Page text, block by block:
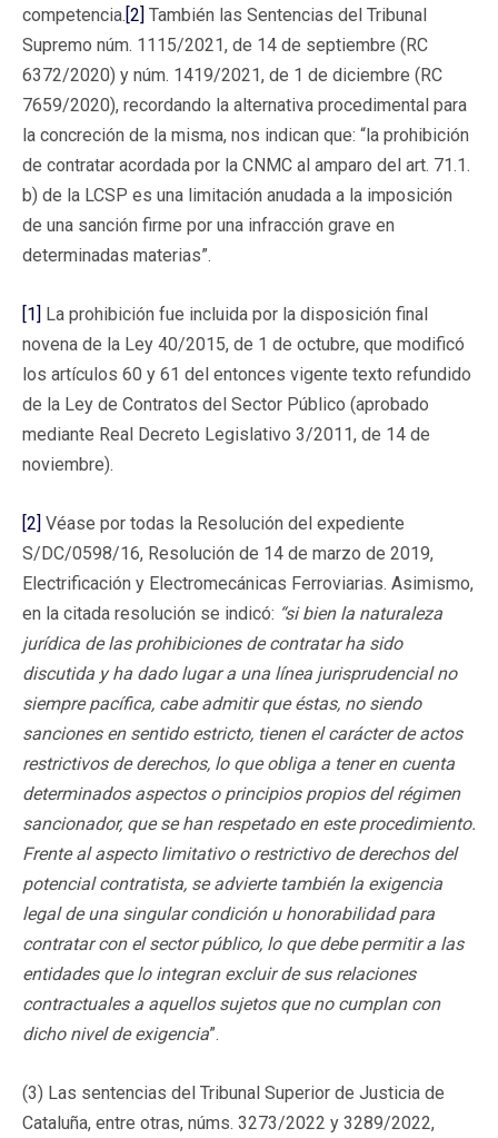
competencia.[2] También las Sentencias del Tribunal
Supremo núm. 1115/2021, de 14 de septiembre (RC
6372/2020) y núm. 1419/2021, de 1 de diciembre (RC
7659/2020), recordando la alternativa procedimental para
la concreción de la misma, nos indican que: “la prohibición
de contratar acordada por la CNMC al amparo del art. 71.1.
b) de la LCSP es una limitación anudada a la imposición
de una sanción firme por una infracción grave en
determinadas materias”.
[1] La prohibición fue incluida por la disposición final
novena de la Ley 40/2015, de 1 de octubre, que modificó
los artículos 60 y 61 del entonces vigente texto refundido
de la Ley de Contratos del Sector Público (aprobado
mediante Real Decreto Legislativo 3/2011, de 14 de
noviembre).
[2] Véase por todas la Resolución del expediente
S/DC/0598/16, Resolución de 14 de marzo de 2019,
Electrificación y Electromecánicas Ferroviarias. Asimismo,
en la citada resolución se indicó: “si bien la naturaleza
jurídica de las prohibiciones de contratar ha sido
discutida y ha dado lugar a una línea jurisprudencial no
siempre pacífica, cabe admitir que éstas, no siendo
sanciones en sentido estricto, tienen el carácter de actos
restrictivos de derechos, lo que obliga a tener en cuenta
determinados aspectos o principios propios del régimen
sancionador, que se han respetado en este procedimiento.
Frente al aspecto limitativo o restrictivo de derechos del
potencial contratista, se advierte también la exigencia
legal de una singular condición u honorabilidad para
contratar con el sector público, lo que debe permitir a las
entidades que lo integran excluir de sus relaciones
contractuales a aquellos sujetos que no cumplan con
dicho nivel de exigencia”.
(3) Las sentencias del Tribunal Superior de Justicia de
Cataluña, entre otras, núms. 3273/2022 y 3289/2022,